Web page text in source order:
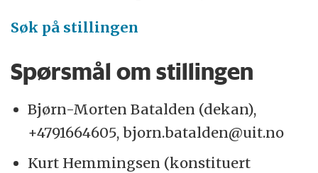
Søk på stillingen
Spørsmål om stillingen
Bjørn-Morten Batalden (dekan),
+4791664605, bjorn.batalden@uit.no
Kurt Hemmingsen (konstituert